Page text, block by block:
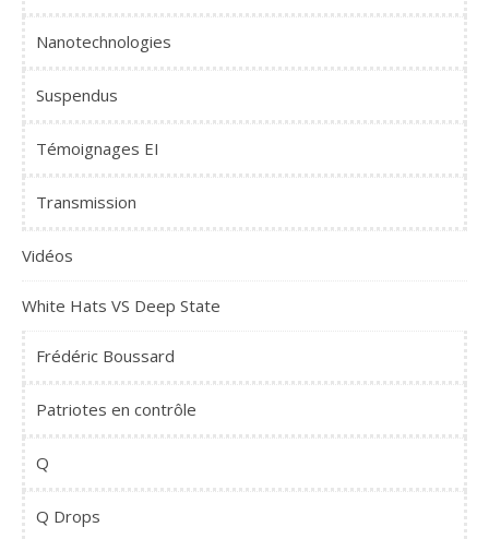
Nanotechnologies
Suspendus
Témoignages EI
Transmission
Vidéos
White Hats VS Deep State
Frédéric Boussard
Patriotes en contrôle
Q
Q Drops